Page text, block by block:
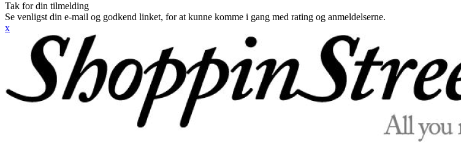
Tak for din tilmelding
Se venligst din e-mail og godkend linket, for at kunne komme i gang med rating og anmeldelserne.
x